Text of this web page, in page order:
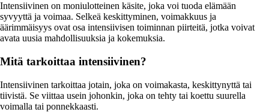
Intensiivinen on moniulotteinen käsite, joka voi tuoda elämään
syvyyttä ja voimaa. Selkeä keskittyminen, voimakkuus ja
äärimmäisyys ovat osa intensiivisen toiminnan piirteitä, jotka voivat
avata uusia mahdollisuuksia ja kokemuksia.
Mitä tarkoittaa intensiivinen?
Intensiivinen tarkoittaa jotain, joka on voimakasta, keskittynyttä tai
tiivistä. Se viittaa usein johonkin, joka on tehty tai koettu suurella
voimalla tai ponnekkaasti.